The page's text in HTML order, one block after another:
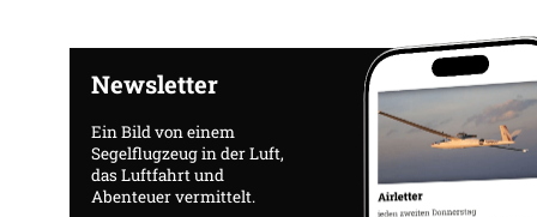
Newsletter
Ein Bild von einem
Segelflugzeug in der Luft,
das Luftfahrt und
Abenteuer vermittelt.